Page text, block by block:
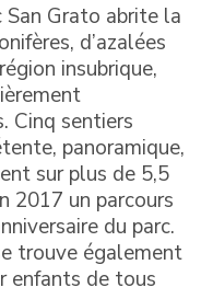
San Grato abrite la
d’azalées
insubrique,
Cinq sentiers
panoramique,
sur plus de 5,5
2017 un parcours
du parc.
trouve également
enfants de tous